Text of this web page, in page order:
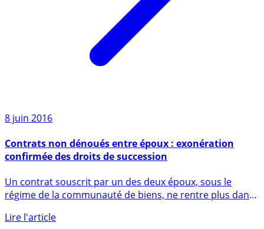
8 juin 2016
confirmée des droits de succession
régime de la communauté de biens, ne rentre plus dans